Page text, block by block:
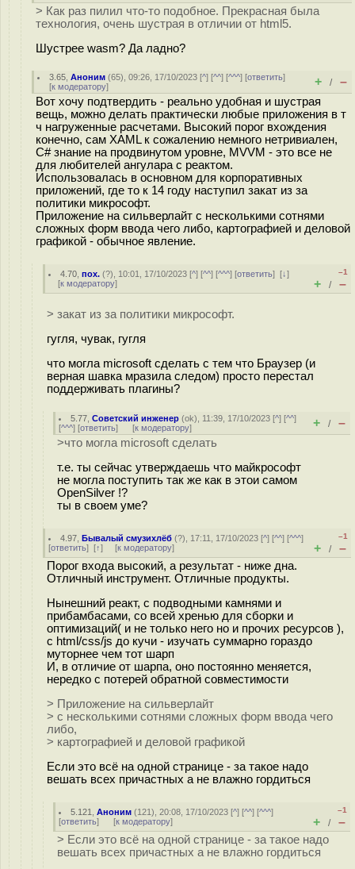
> Как раз пилил что-то подобное. Прекрасная была
технология, очень шустрая в отличии от html5.
Шустрее wasm? Да ладно?
3.65 ,Аноним (65), 09:26, 17/10/2023 [^] [^^] [^^^] [ответить]
[к модератору] + / –
Вот хочу подтвердить - реально удобная и шустрая
вещь, можно делать практически любые приложения в т
ч нагруженные расчетами. Высокий порог вхождения
конечно, сам XAML к сожалению немного нетривиален,
C# знание на продвинутом уровне, MVVM - это все не
для любителей ангулара с реактом.
Использовалась в основном для корпоративных
приложений, где то к 14 году наступил закат из за
политики микрософт.
Приложение на сильверлайт с несколькими сотнями
сложных форм ввода чего либо, картографией и деловой
графикой - обычное явление.
4.70 ,пох. (?), 10:01, 17/10/2023 [^] [^^] [^^^] [ответить][↓]
[к модератору]
–1
+ / –
> закат из за политики микрософт.
гугля, чувак, гугля
что могла microsoft сделать с тем что Браузер (и
верная шавка мразила следом) просто перестал
поддерживать плагины?
5.77 ,Советский инженер (ok), 11:39, 17/10/2023 [^] [^^]
[^^^] [ответить] [к модератору] + / –
>что могла microsoft сделать
т.е. ты сейчас утверждаешь что майкрософт
не могла поступить так же как в этои самом
OpenSilver !?
ты в своем уме?
4.97 ,Бывалый смузихлёб (?), 17:11, 17/10/2023 [^] [^^] [^^^]
[ответить] [↑] [к модератору]
–1
+ / –
Порог входа высокий, а результат - ниже дна.
Отличный инструмент. Отличные продукты.
Нынешний реакт, с подводными камнями и
прибамбасами, со всей хренью для сборки и
оптимизаций( и не только него но и прочих ресурсов ),
с html/css/js до кучи - изучать суммарно гораздо
муторнее чем тот шарп
И, в отличие от шарпа, оно постоянно меняется,
нередко с потерей обратной совместимости
> Приложение на сильверлайт
> с несколькими сотнями сложных форм ввода чего
либо,
> картографией и деловой графикой
Если это всё на одной странице - за такое надо
вешать всех причастных а не влажно гордиться
5.121 ,Аноним (121), 20:08, 17/10/2023 [^] [^^] [^^^]
[ответить] [к модератору]
–1
+ / –
> Если это всё на одной странице - за такое надо
вешать всех причастных а не влажно гордиться